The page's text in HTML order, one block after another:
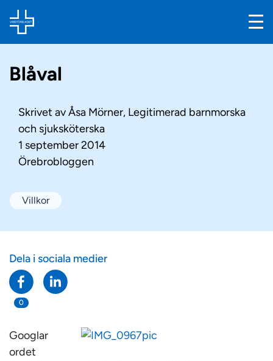
Blåval
Skrivet avÅsa Mörner, Legitimerad barnmorska
och sjuksköterska
1 september 2014
Örebrobloggen
Villkor
Dela i sociala medier
0
Googlar
ordet